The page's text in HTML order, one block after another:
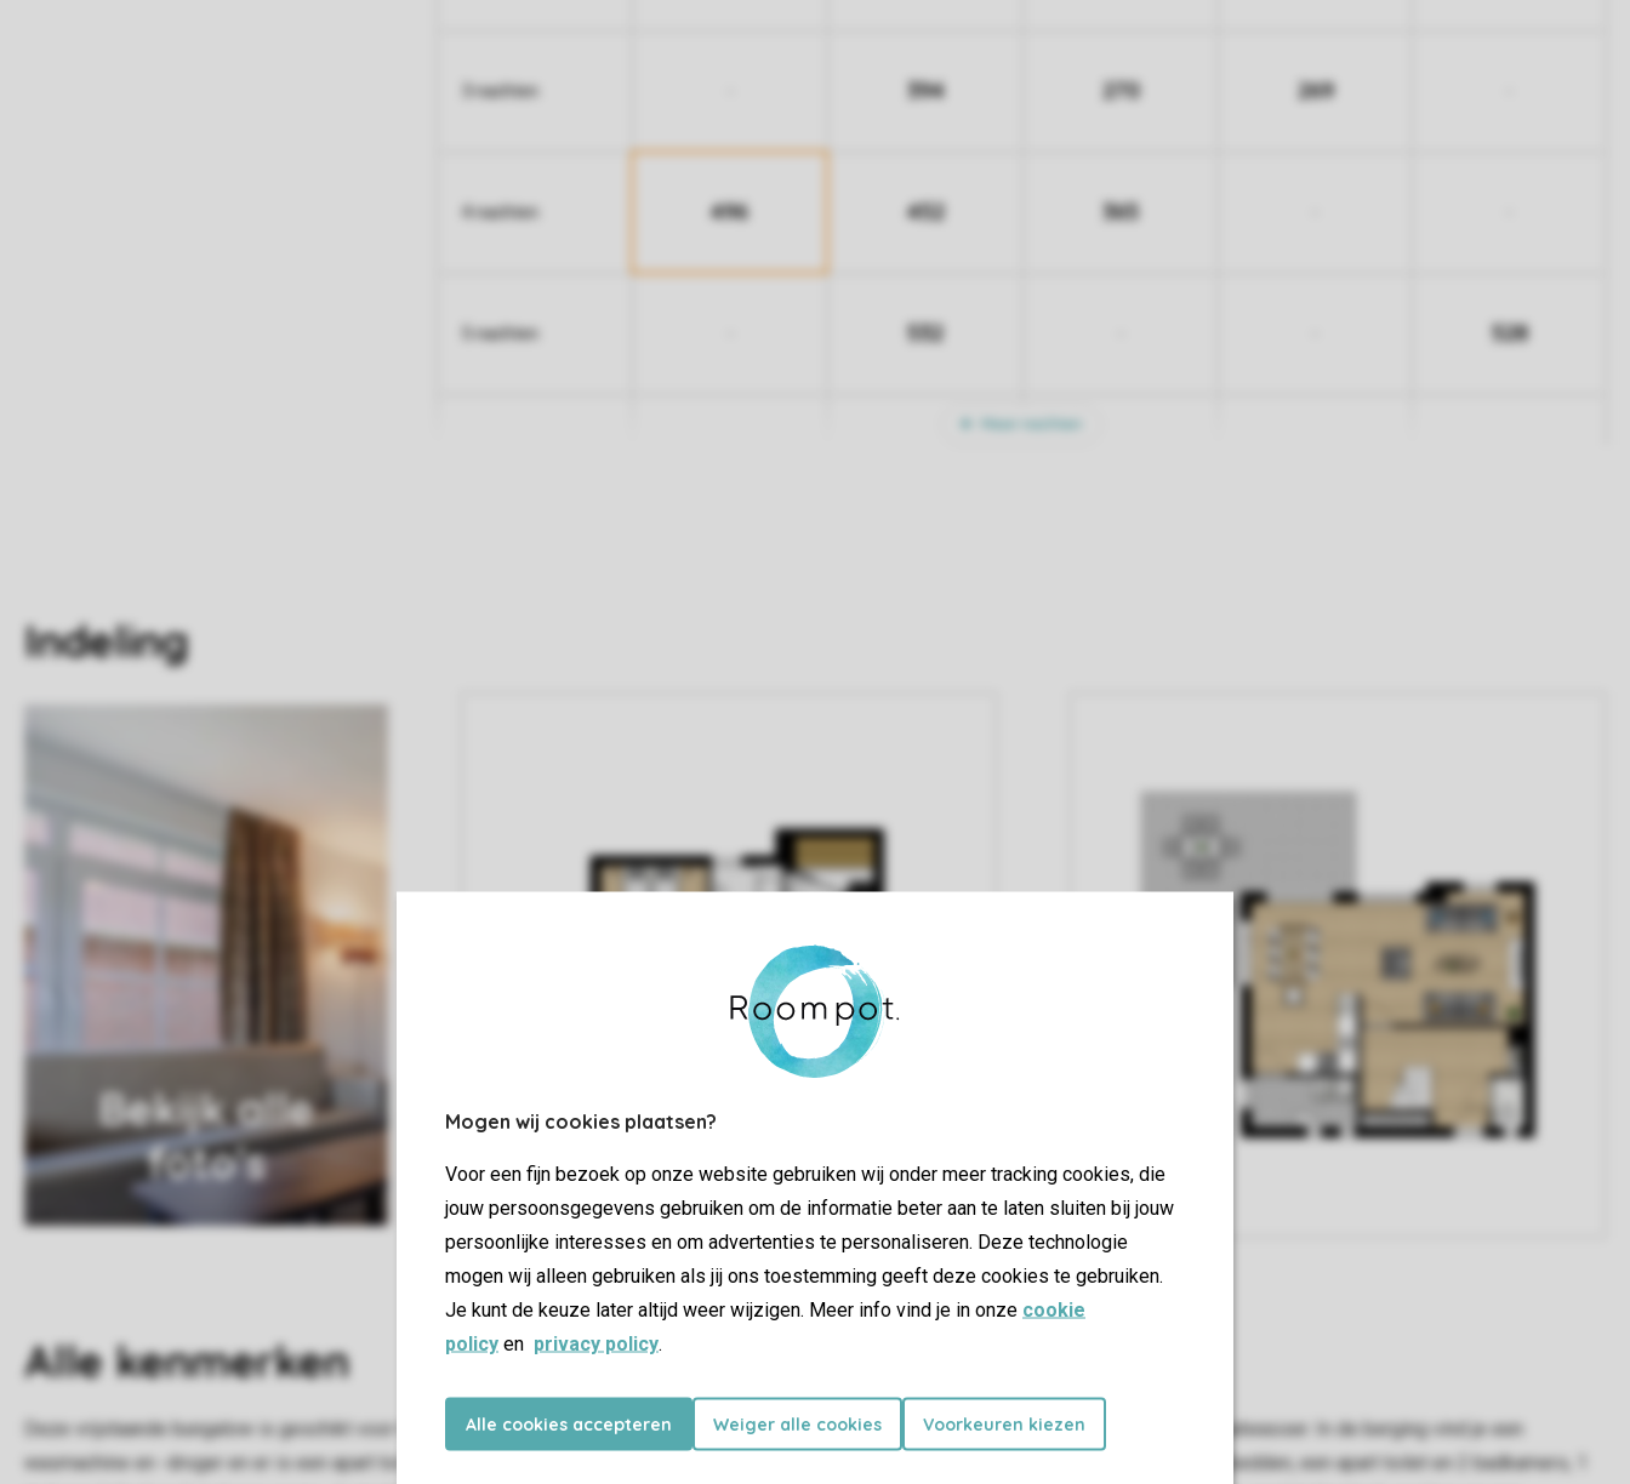
Mogen wij cookies plaatsen?
Voor een fijn bezoek op onze website gebruiken wij onder meer tracking cookies, die
jouw persoonsgegevens gebruiken om de informatie beter aan te laten sluiten bij jouw
persoonlijke interesses en om advertenties te personaliseren. Deze technologie
mogen wij alleen gebruiken als jij ons toestemming geeft deze cookies te gebruiken.
Je kunt de keuze later altijd weer wijzigen. Meer info vind je in onze cookie
policy en privacy policy.
Alle cookies accepteren Weiger alle cookies Voorkeuren kiezen
3 nachten 394 270 269
4 nachten 496 452 365
5 nachten 532 528
Indeling
Bekijk alle
foto's
Allekenmerken
Deze vrijstaande bungalow is geschikt voor 6 volwassenen en 1 baby of peuter. Er is een woonkamer met eethoek en een open keuken met vaatwasser. In de berging vind je een
wasmachine en -droger en er is een apart toilet. Via de schuifpui kom je op het gemeubileerde terras. Boven zijn 3 slaapkamers met boxspringbedden, een apart toilet en 2 badkamers, 1